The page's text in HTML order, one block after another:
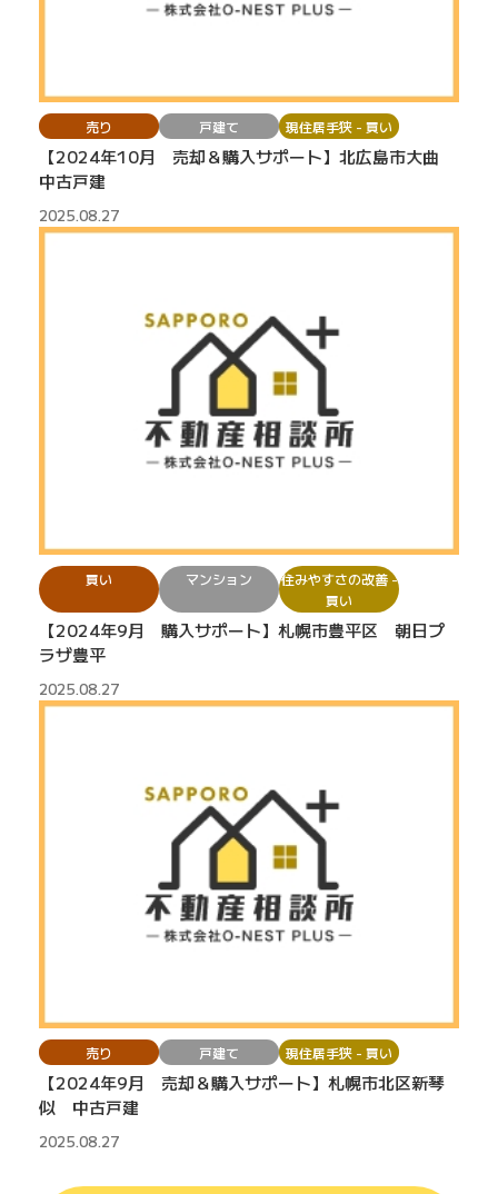
売り 戸建て 現住居手狭 - 買い
【2024年10月 売却＆購入サポート】北広島市大曲
中古戸建
2025.08.27
買い マンション
住みやすさの改善 -
買い
【2024年9月 購入サポート】札幌市豊平区 朝日プ
ラザ豊平
2025.08.27
売り 戸建て 現住居手狭 - 買い
【2024年9月 売却＆購入サポート】札幌市北区新琴
似 中古戸建
2025.08.27